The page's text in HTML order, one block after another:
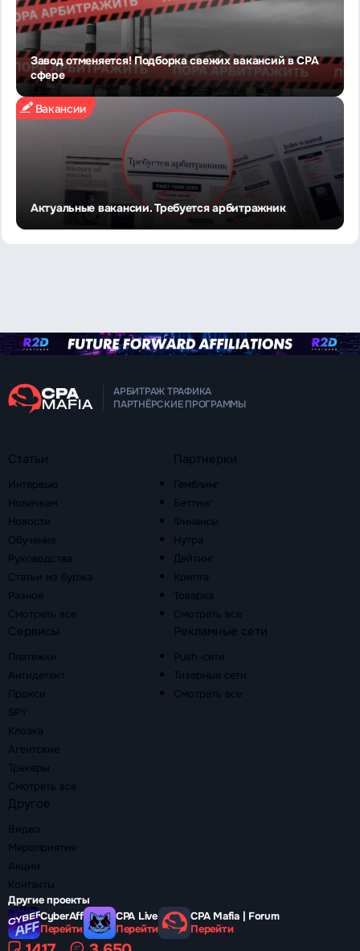
Завод отменяется! Подборка свежих вакансий в CPA
сфере
Вакансии
Актуальные вакансии. Требуется арбитражник
АРБИТРАЖ ТРАФИКА
ПАРТНЁРСКИЕ ПРОГРАММЫ
Статьи
Интервью
Новичкам
Новости
Обучение
Руководства
Статьи из буржа
Разное
Смотреть все
Партнерки
Гемблинг
Беттинг
Финансы
Нутра
Дейтинг
Крипта
Товарка
Смотреть все
Сервисы
Платежки
Антидетект
Прокси
SPY
Клоака
Агентские
Трекеры
Смотреть все
Рекламные сети
Push-сети
Тизерные сети
Смотреть все
Другое
Видео
Мероприятия
Акции
Контакты
Другие проекты
CyberAff
Перейти
CPA Live
Перейти
CPA Mafia | Forum
Перейти